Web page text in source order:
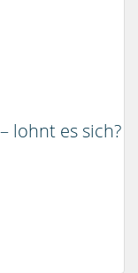
lohnt es sich?